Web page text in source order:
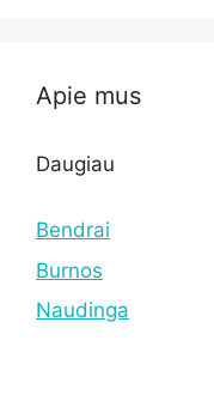
Apie mus
Daugiau
Bendrai
Burnos
Naudinga